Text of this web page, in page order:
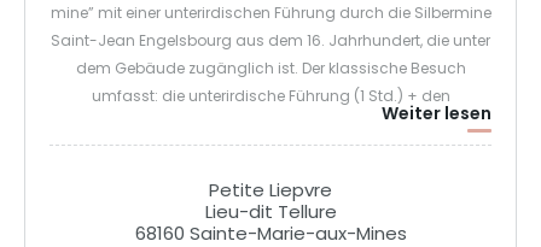
mine” mit einer unterirdischen Führung durch die Silbermine
Saint-Jean Engelsbourg aus dem 16. Jahrhundert, die unter
dem Gebäude zugänglich ist. Der klassische Besuch
umfasst: die unterirdische Führung (1 Std.) + den
Museumsteil (1 Std.) Tauchen Sie ein in die Tiefen der Erde…
setzen Sie Ihren Helm auf und los geht’s! Die Silbermine
Tellure, die von Hand gegraben und fast 400 Jahre lang
betrieben wurde. Zusätzlich zu diesem “klassischen”
Besuch werden weitere unterirdische und spielerische
Weiter lesen
Petite Liepvre
Lieu-dit Tellure
68160 Sainte-Marie-aux-Mines